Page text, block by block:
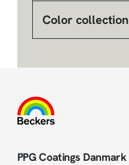
Color collection
PPG Coatings Danmark